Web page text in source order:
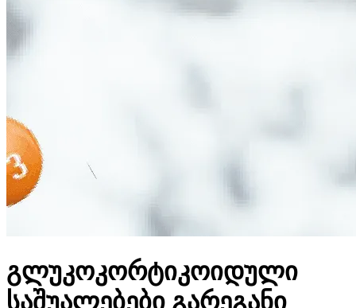
გლუკოკორტიკოიდული
საშუალებები გარეგანი